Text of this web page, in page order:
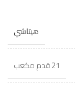
هيتاشي
21 قدم مكعب